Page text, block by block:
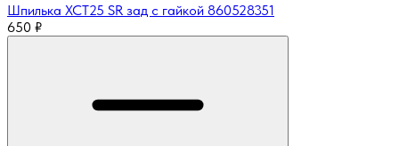
Шпилька XCT25 SR зад с гайкой 860528351
650 ₽